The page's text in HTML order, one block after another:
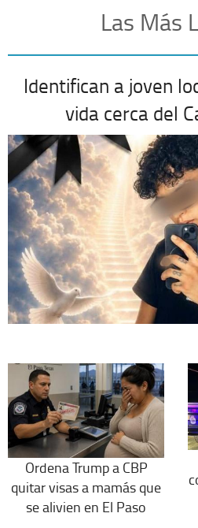
Las Más
Identifican a joven
vida cerca del
Ordena Trump a CBP
quitar visas a mamás que
se alivien en El Paso